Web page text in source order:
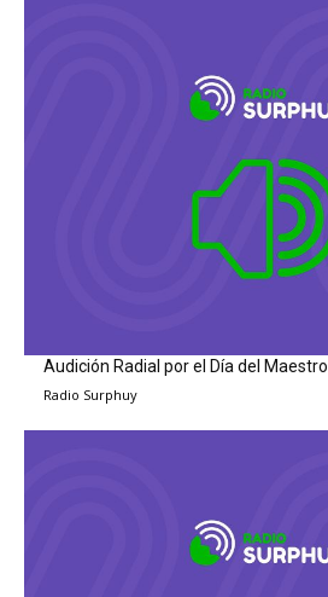
Audición Radial por el Día del Maestro
Radio Surphuy